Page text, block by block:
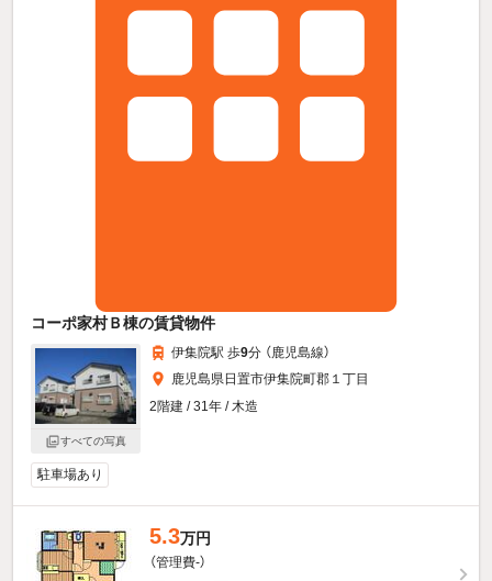
コーポ家村Ｂ棟の賃貸物件
すべての写真
伊集院駅 歩9分 （鹿児島線）
鹿児島県日置市伊集院町郡１丁目
2階建 / 31年 / 木造
駐車場あり
5.3万円
（管理費-）